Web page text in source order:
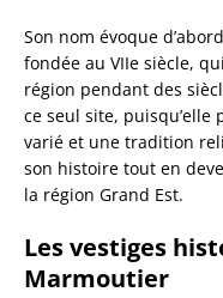
Son nom évoque
fondée au VIIe siècle,
région pendant des
ce seul site,
varié et une tradition
son histoire tout en
la région Grand Est.
Les vestiges
Marmoutier